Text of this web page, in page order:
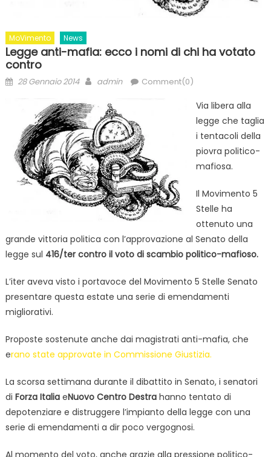
MoVimento News
Legge anti-mafia: ecco i nomi di chi ha votato
contro
Posted
28 Gennaio 2014 Author
admin Comment(0)
Via libera alla
legge che taglia
i tentacoli della
piovra politico-
mafiosa.
Il Movimento 5
Stelle ha
ottenuto una
grande vittoria politica con l’approvazione al Senato della
legge sul 416/ter contro il voto di scambio politico-mafioso.
L’iter aveva visto i portavoce del Movimento 5 Stelle Senato
presentare questa estate una serie di emendamenti
migliorativi.
Proposte sostenute anche dai magistrati anti-mafia, che
erano state approvate in Commissione Giustizia.
La scorsa settimana durante il dibattito in Senato, i senatori
di Forza Italia eNuovo Centro Destrahanno tentato di
depotenziare e distruggere l’impianto della legge con una
serie di emendamenti a dir poco vergognosi.